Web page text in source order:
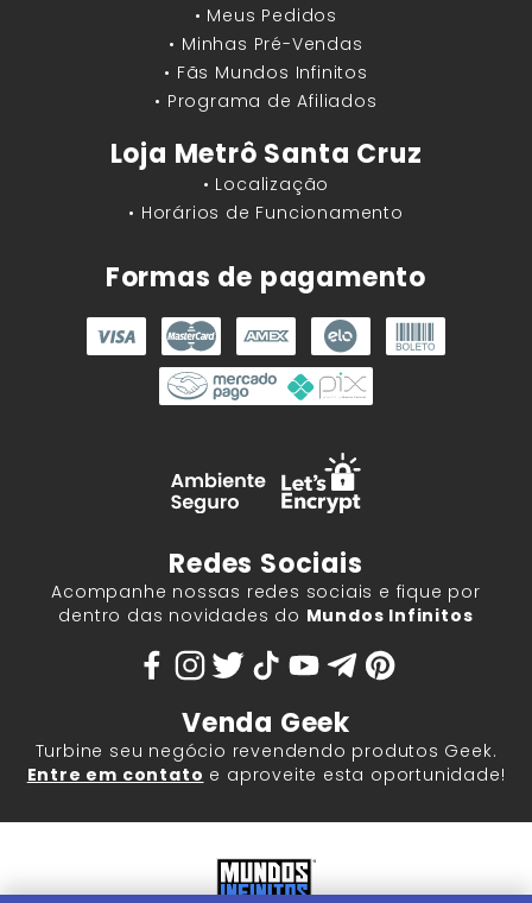
• Meus Pedidos
• Minhas Pré-Vendas
• Fãs Mundos Infinitos
• Programa de Afiliados
Loja Metrô Santa Cruz
• Localização
• Horários de Funcionamento
Formas de pagamento
Redes Sociais
Acompanhe nossas redes sociais e fique por
dentro das novidades do Mundos Infinitos
Venda Geek
Turbine seu negócio revendendo produtos Geek.
Entre em contato e aproveite esta oportunidade!